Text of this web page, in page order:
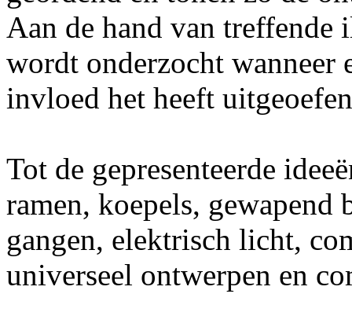
Aan de hand van treffende
wordt onderzocht wanneer
invloed het heeft
Tot de gepresenteerde
ramen, koepels, gewapend
gangen, elektrisch licht,
universeel ontwerpen en